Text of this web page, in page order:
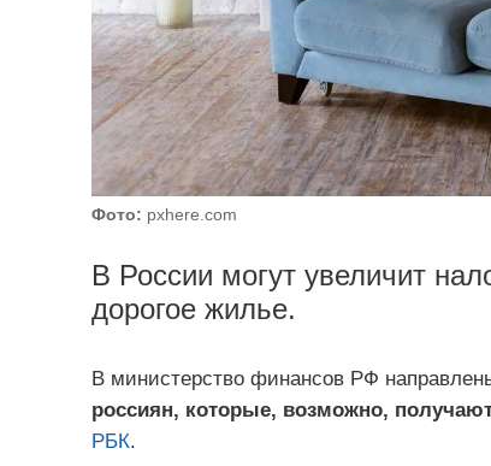
Фото: pxhere.com
В России могут увеличит
дорогое жилье.
В министерство финансов РФ
россиян, которые, возможно,
РБК.